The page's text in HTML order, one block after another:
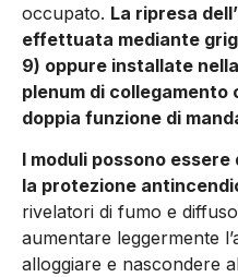
occupato. La ripresa
effettuata mediante
9) oppure installate
plenum di collegamento
doppia funzione di
I moduli possono
la protezione
rivelatori di fumo e
aumentare leggermente
alloggiare e nascondere